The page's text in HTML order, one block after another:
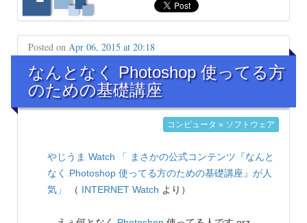
Posted on Apr 06, 2015 at 20:18
なんとなく Photoshop 使ってる方
のための基礎講座
コンピュータ » ソフトウェア
やじうま Watch
「 まさかの公式コンテンツ『なんと
なく Photoshop 使ってる方のための基礎講座』が人
気」
（ INTERNET Watch より）